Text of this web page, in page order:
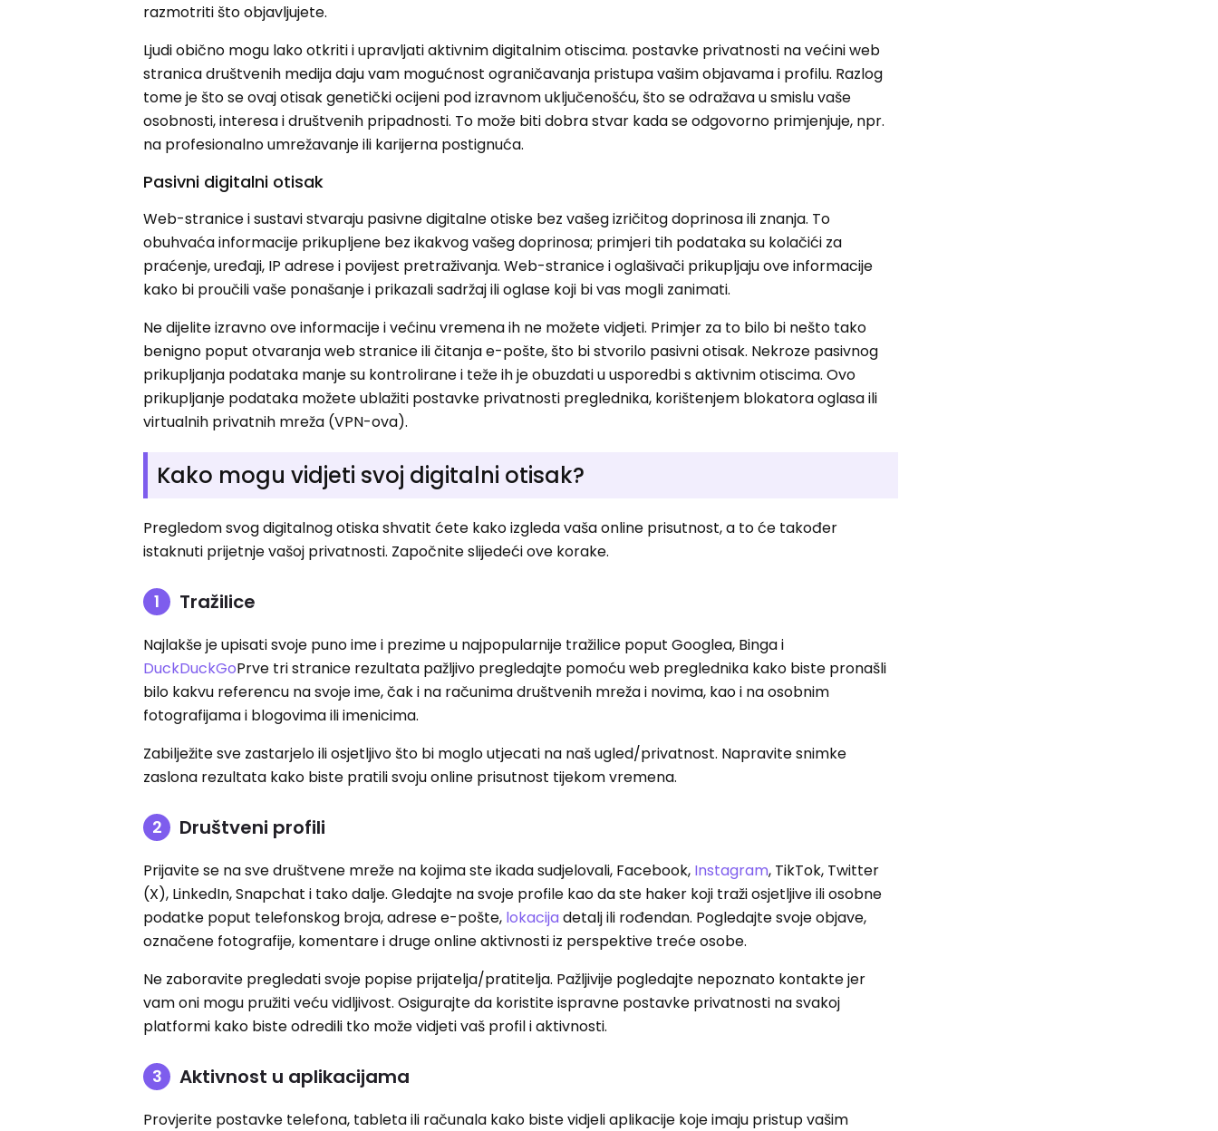
razmotriti što objavljujete.
Ljudi obično mogu lako otkriti i upravljati aktivnim digitalnim otiscima. postavke privatnosti na većini web
stranica društvenih medija daju vam mogućnost ograničavanja pristupa vašim objavama i profilu. Razlog
tome je što se ovaj otisak genetički ocijeni pod izravnom uključenošću, što se odražava u smislu vaše
osobnosti, interesa i društvenih pripadnosti. To može biti dobra stvar kada se odgovorno primjenjuje, npr.
na profesionalno umrežavanje ili karijerna postignuća.
Pasivni digitalni otisak
Web-stranice i sustavi stvaraju pasivne digitalne otiske bez vašeg izričitog doprinosa ili znanja. To
obuhvaća informacije prikupljene bez ikakvog vašeg doprinosa; primjeri tih podataka su kolačići za
praćenje, uređaji, IP adrese i povijest pretraživanja. Web-stranice i oglašivači prikupljaju ove informacije
kako bi proučili vaše ponašanje i prikazali sadržaj ili oglase koji bi vas mogli zanimati.
Ne dijelite izravno ove informacije i većinu vremena ih ne možete vidjeti. Primjer za to bilo bi nešto tako
benigno poput otvaranja web stranice ili čitanja e-pošte, što bi stvorilo pasivni otisak. Nekroze pasivnog
prikupljanja podataka manje su kontrolirane i teže ih je obuzdati u usporedbi s aktivnim otiscima. Ovo
prikupljanje podataka možete ublažiti postavke privatnosti preglednika, korištenjem blokatora oglasa ili
virtualnih privatnih mreža (VPN-ova).
Kako mogu vidjeti svoj digitalni otisak?
Pregledom svog digitalnog otiska shvatit ćete kako izgleda vaša online prisutnost, a to će također
istaknuti prijetnje vašoj privatnosti. Započnite slijedeći ove korake.
Tražilice
Najlakše je upisati svoje puno ime i prezime u najpopularnije tražilice poput Googlea, Binga i
DuckDuckGoPrve tri stranice rezultata pažljivo pregledajte pomoću web preglednika kako biste pronašli
bilo kakvu referencu na svoje ime, čak i na računima društvenih mreža i novima, kao i na osobnim
fotografijama i blogovima ili imenicima.
Zabilježite sve zastarjelo ili osjetljivo što bi moglo utjecati na naš ugled/privatnost. Napravite snimke
zaslona rezultata kako biste pratili svoju online prisutnost tijekom vremena.
Društveni profili
Prijavite se na sve društvene mreže na kojima ste ikada sudjelovali, Facebook, Instagram, TikTok, Twitter
(X), LinkedIn, Snapchat i tako dalje. Gledajte na svoje profile kao da ste haker koji traži osjetljive ili osobne
podatke poput telefonskog broja, adrese e-pošte, lokacija detalj ili rođendan. Pogledajte svoje objave,
označene fotografije, komentare i druge online aktivnosti iz perspektive treće osobe.
Ne zaboravite pregledati svoje popise prijatelja/pratitelja. Pažljivije pogledajte nepoznato kontakte jer
vam oni mogu pružiti veću vidljivost. Osigurajte da koristite ispravne postavke privatnosti na svakoj
platformi kako biste odredili tko može vidjeti vaš profil i aktivnosti.
Aktivnost u aplikacijama
Provjerite postavke telefona, tableta ili računala kako biste vidjeli aplikacije koje imaju pristup vašim